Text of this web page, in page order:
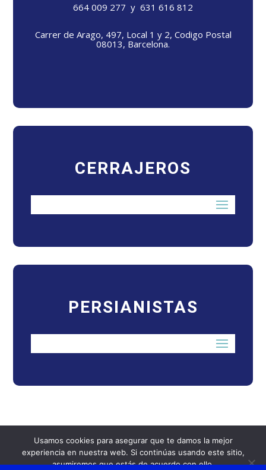
664 009 277 y 631 616 812
Carrer de Arago, 497, Local 1 y 2, Codigo Postal
08013, Barcelona.
CERRAJEROS
PERSIANISTAS
Usamos cookies para asegurar que te damos la mejor
experiencia en nuestra web. Si continúas usando este sitio,
asumiremos que estás de acuerdo con ello.